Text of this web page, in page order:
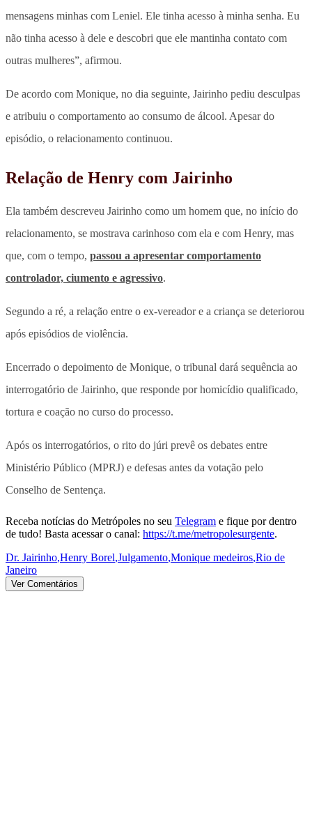
mensagens minhas com Leniel. Ele tinha acesso à minha senha. Eu
não tinha acesso à dele e descobri que ele mantinha contato com
outras mulheres”, afirmou.
De acordo com Monique, no dia seguinte, Jairinho pediu desculpas
e atribuiu o comportamento ao consumo de álcool. Apesar do
episódio, o relacionamento continuou.
Relação de Henry com Jairinho
Ela também descreveu Jairinho como um homem que, no início do
relacionamento, se mostrava carinhoso com ela e com Henry, mas
que, com o tempo, passou a apresentar comportamento
controlador, ciumento e agressivo.
Segundo a ré, a relação entre o ex-vereador e a criança se deteriorou
após episódios de violência.
Encerrado o depoimento de Monique, o tribunal dará sequência ao
interrogatório de Jairinho, que responde por homicídio qualificado,
tortura e coação no curso do processo.
Após os interrogatórios, o rito do júri prevê os debates entre
Ministério Público (MPRJ) e defesas antes da votação pelo
Conselho de Sentença.
Receba notícias do Metrópoles no seu Telegram e fique por dentro
de tudo! Basta acessar o canal: https://t.me/metropolesurgente.
Dr. Jairinho,Henry Borel,Julgamento,Monique medeiros,Rio de
Janeiro
Ver Comentários